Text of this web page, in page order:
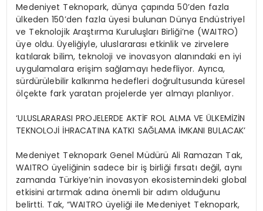
Medeniyet Teknopark, dünya çapında 50’den fazla
ülkeden 150’den fazla üyesi bulunan Dünya Endüstriyel
ve Teknolojik Araştırma Kuruluşları Birliği’ne (WAITRO)
üye oldu. Üyeliğiyle, uluslararası etkinlik ve zirvelere
katılarak bilim, teknoloji ve inovasyon alanındaki en iyi
uygulamalara erişim sağlamayı hedefliyor. Ayrıca,
sürdürülebilir kalkınma hedefleri doğrultusunda küresel
ölçekte fark yaratan projelerde yer almayı planlıyor.
‘ULUSLARARASI PROJELERDE AKTİF ROL ALMA VE ÜLKEMİZİN
TEKNOLOJİ İHRACATINA KATKI SAĞLAMA İMKANI BULACAK’
Medeniyet Teknopark Genel Müdürü Ali Ramazan Tak,
WAITRO üyeliğinin sadece bir iş birliği fırsatı değil, aynı
zamanda Türkiye’nin inovasyon ekosistemindeki global
etkisini artırmak adına önemli bir adım olduğunu
belirtti. Tak, “WAITRO üyeliği ile Medeniyet Teknopark,